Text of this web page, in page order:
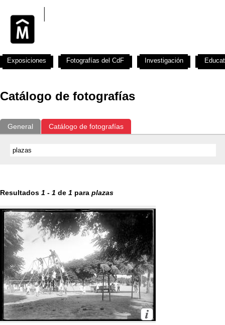
Catálogo de fotografías
General Catálogo de fotografías
Resultados 1 - 1 de 1 para plazas
Exposiciones Fotografías del CdF Investigación